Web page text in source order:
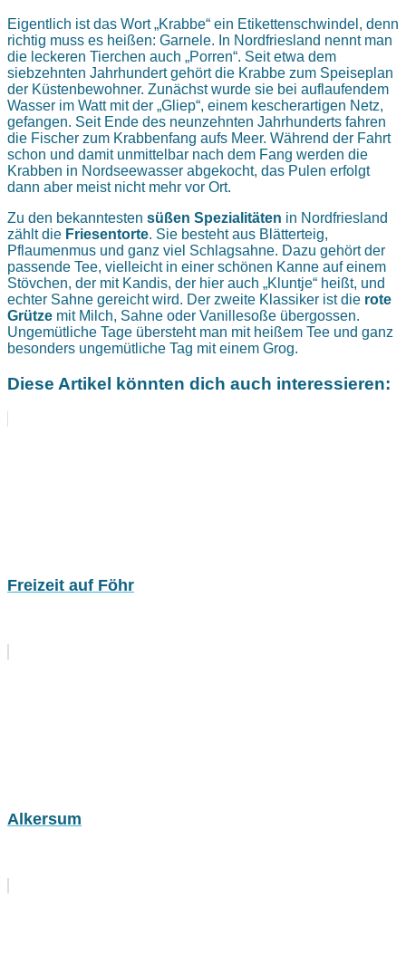
Eigentlich ist das Wort „Krabbe“ ein Etikettenschwindel, denn
richtig muss es heißen: Garnele. In Nordfriesland nennt man
die leckeren Tierchen auch „Porren“. Seit etwa dem
siebzehnten Jahrhundert gehört die Krabbe zum Speiseplan
der Küstenbewohner. Zunächst wurde sie bei auflaufendem
Wasser im Watt mit der „Gliep“, einem kescherartigen Netz,
gefangen. Seit Ende des neunzehnten Jahrhunderts fahren
die Fischer zum Krabbenfang aufs Meer. Während der Fahrt
schon und damit unmittelbar nach dem Fang werden die
Krabben in Nordseewasser abgekocht, das Pulen erfolgt
dann aber meist nicht mehr vor Ort.
Zu den bekanntesten süßen Spezialitäten in Nordfriesland
zählt die Friesentorte. Sie besteht aus Blätterteig,
Pflaumenmus und ganz viel Schlagsahne. Dazu gehört der
passende Tee, vielleicht in einer schönen Kanne auf einem
Stövchen, der mit Kandis, der hier auch „Kluntje“ heißt, und
echter Sahne gereicht wird. Der zweite Klassiker ist die rote
Grütze mit Milch, Sahne oder Vanillesoße übergossen.
Ungemütliche Tage übersteht man mit heißem Tee und ganz
besonders ungemütliche Tag mit einem Grog.
Diese Artikel könnten dich auch interessieren:
Freizeit auf Föhr
Alkersum